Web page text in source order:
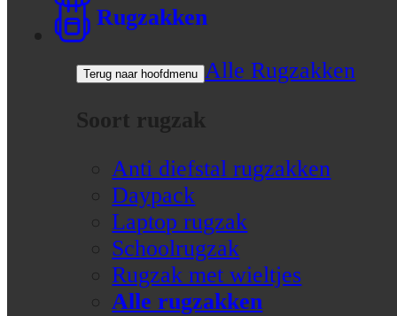
Rugzakken
Terug naar hoofdmenu Alle Rugzakken
Soort rugzak
Anti diefstal rugzakken
Daypack
Laptop rugzak
Schoolrugzak
Rugzak met wieltjes
Alle rugzakken